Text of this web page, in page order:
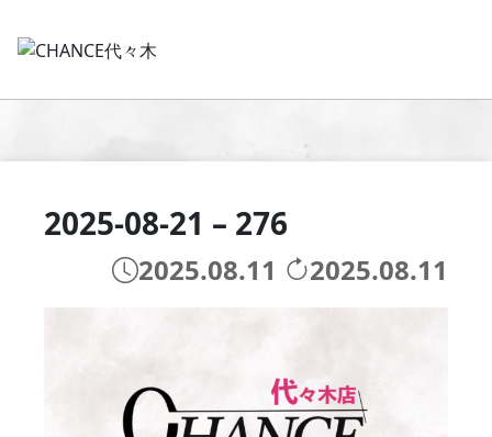
2025-08-21 – 276
2025.08.11 2025.08.11